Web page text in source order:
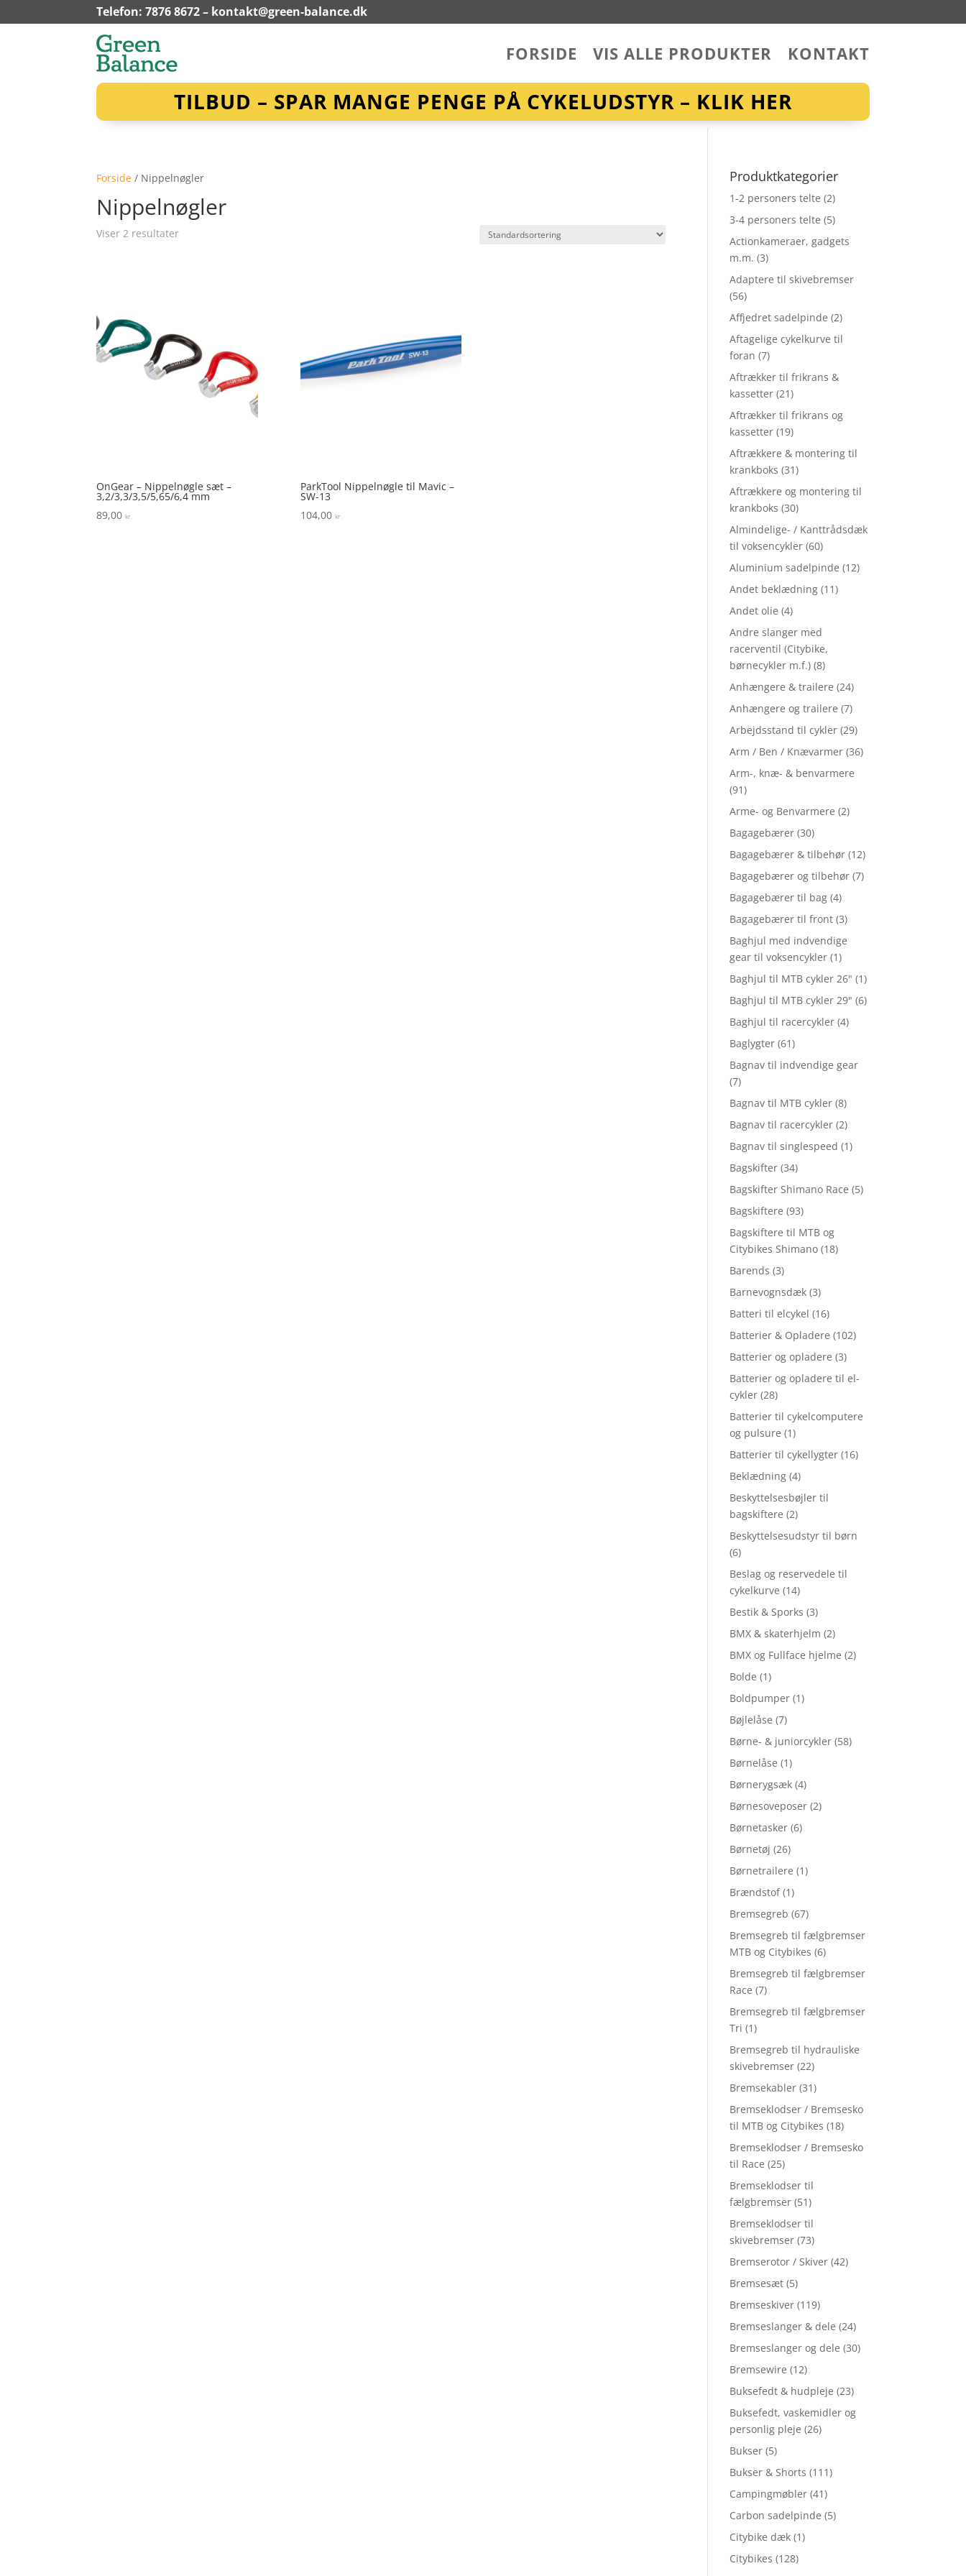
Telefon: 7876 8672 – kontakt@green-balance.dk
FORSIDE VIS ALLE PRODUKTER KONTAKT
TILBUD – SPAR MANGE PENGE PÅ CYKELUDSTYR – KLIK HER
Forside / Nippelnøgler
Nippelnøgler
Viser 2 resultater
OnGear – Nippelnøgle sæt –
3,2/3,3/3,5/5,65/6,4 mm
89,00kr.
ParkTool Nippelnøgle til Mavic –
SW-13
104,00 kr.
Produktkategorier
1-2 personers telte (2)
3-4 personers telte (5)
Actionkameraer, gadgets
m.m. (3)
Adaptere til skivebremser
(56)
Affjedret sadelpinde (2)
Aftagelige cykelkurve til
foran (7)
Aftrækker til frikrans &
kassetter (21)
Aftrækker til frikrans og
kassetter (19)
Aftrækkere & montering til
krankboks (31)
Aftrækkere og montering til
krankboks (30)
Almindelige- / Kanttrådsdæk
til voksencykler (60)
Aluminium sadelpinde (12)
Andet beklædning (11)
Andet olie (4)
Andre slanger med
racerventil (Citybike,
børnecykler m.f.) (8)
Anhængere & trailere (24)
Anhængere og trailere (7)
Arbejdsstand til cykler (29)
Arm / Ben / Knævarmer (36)
Arm-, knæ- & benvarmere
(91)
Arme- og Benvarmere (2)
Bagagebærer (30)
Bagagebærer & tilbehør (12)
Bagagebærer og tilbehør (7)
Bagagebærer til bag (4)
Bagagebærer til front (3)
Baghjul med indvendige
gear til voksencykler (1)
Baghjul til MTB cykler 26" (1)
Baghjul til MTB cykler 29" (6)
Baghjul til racercykler (4)
Baglygter (61)
Bagnav til indvendige gear
(7)
Bagnav til MTB cykler (8)
Bagnav til racercykler (2)
Bagnav til singlespeed (1)
Bagskifter (34)
Bagskifter Shimano Race (5)
Bagskiftere (93)
Bagskiftere til MTB og
Citybikes Shimano (18)
Barends (3)
Barnevognsdæk (3)
Batteri til elcykel (16)
Batterier & Opladere (102)
Batterier og opladere (3)
Batterier og opladere til el-
cykler (28)
Batterier til cykelcomputere
og pulsure (1)
Batterier til cykellygter (16)
Beklædning (4)
Beskyttelsesbøjler til
bagskiftere (2)
Beskyttelsesudstyr til børn
(6)
Beslag og reservedele til
cykelkurve (14)
Bestik & Sporks (3)
BMX & skaterhjelm (2)
BMX og Fullface hjelme (2)
Bolde (1)
Boldpumper (1)
Bøjlelåse (7)
Børne- & juniorcykler (58)
Børnelåse (1)
Børnerygsæk (4)
Børnesoveposer (2)
Børnetasker (6)
Børnetøj (26)
Børnetrailere (1)
Brændstof (1)
Bremsegreb (67)
Bremsegreb til fælgbremser
MTB og Citybikes (6)
Bremsegreb til fælgbremser
Race (7)
Bremsegreb til fælgbremser
Tri (1)
Bremsegreb til hydrauliske
skivebremser (22)
Bremsekabler (31)
Bremseklodser / Bremsesko
til MTB og Citybikes (18)
Bremseklodser / Bremsesko
til Race (25)
Bremseklodser til
fælgbremser (51)
Bremseklodser til
skivebremser (73)
Bremserotor / Skiver (42)
Bremsesæt (5)
Bremseskiver (119)
Bremseslanger & dele (24)
Bremseslanger og dele (30)
Bremsewire (12)
Buksefedt & hudpleje (23)
Buksefedt, vaskemidler og
personlig pleje (26)
Bukser (5)
Bukser & Shorts (111)
Campingmøbler (41)
Carbon sadelpinde (5)
Citybike dæk (1)
Citybikes (128)